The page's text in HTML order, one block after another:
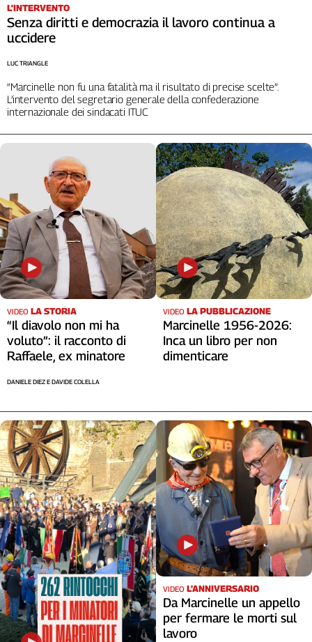
L'INTERVENTO
Senza diritti e democrazia il lavoro continua a
uccidere
“Marcinelle non fu una fatalità ma il risultato di precise scelte”.
L’intervento del segretario generale della confederazione
internazionale dei sindacati ITUC
LUC TRIANGLE
VIDEO LA STORIA
“Il diavolo non mi ha
voluto”: il racconto di
Raffaele, ex minatore
DANIELE DIEZ E DAVIDE COLELLA
VIDEO LA PUBBLICAZIONE
Marcinelle 1956-2026:
Inca un libro per non
dimenticare
VIDEO L'ANNIVERSARIO
Da Marcinelle un appello
per fermare le morti sul
lavoro